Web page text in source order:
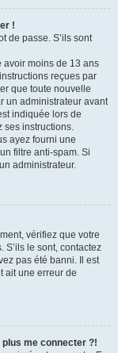
!
de passe. S’ils sont
avoir moins de 13 ans
reçues par
que toute nouvelle
un administrateur avant
indiquée lors de
ses instructions.
ayez fourni une
filtre anti-spam. Si
administrateur.
vérifiez que votre
S’ils le sont, contactez
pas été banni. Il est
ait une erreur de
me connecter ?!